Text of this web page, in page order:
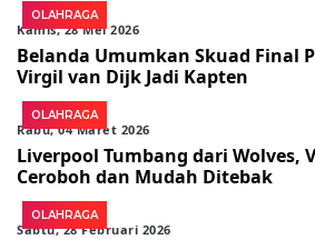
OLAHRAGA
Kamis, 28 Mei 2026
Belanda Umumkan Skuad Final
Virgil van Dijk Jadi Kapten
OLAHRAGA
Rabu, 04 Maret 2026
Liverpool Tumbang dari Wolves,
Ceroboh dan Mudah Ditebak
OLAHRAGA
Sabtu, 28 Februari 2026